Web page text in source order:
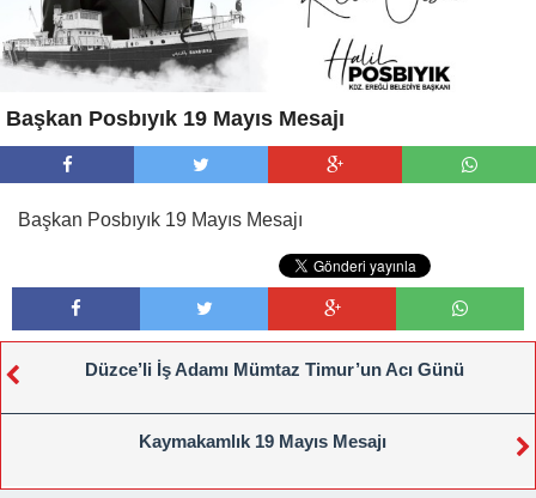
Başkan Posbıyık 19 Mayıs Mesajı
Başkan Posbıyık 19 Mayıs Mesajı
Düzce’li İş Adamı Mümtaz Timur’un Acı Günü
Kaymakamlık 19 Mayıs Mesajı